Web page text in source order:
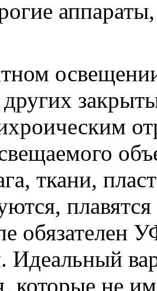
ткани,
обязателен
Идеальный
которые не